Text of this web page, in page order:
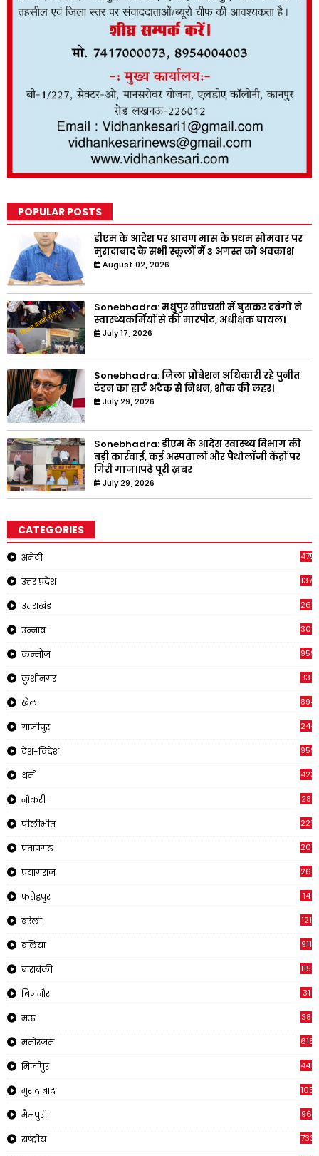
POPULAR POSTS
डीएम के आदेश पर श्रावण मास के प्रथम सोमवार पर
मुरादाबाद के सभी स्कूलों में 3 अगस्त को अवकाश
August 02, 2026
Sonebhadra: मधुपुर सीएचसी में घुसकर दबंगो ने
स्वास्थ्यकर्मियों से की मारपीट, अधीक्षक घायल।
July 17, 2026
Sonebhadra: जिला प्रोबेशन अधिकारी रहे पुनीत
टंडन का हार्ट अटैक से निधन, शोक की लहर।
July 29, 2026
Sonebhadra: डीएम के आदेस स्वास्थ्य विभाग की
बड़ी कार्रवाई, कई अस्पतालों और पैथोलॉजी केंद्रों पर
गिरी गाज।।पढ़े पूरी ख़बर
July 29, 2026
CATEGORIES
अमेठी 4751
उत्तर प्रदेश 1375
उत्तराखंड 2651
उन्नाव 308
कन्नौज 959
कुशीनगर 13
खेल 894
गाजीपुर 244
देश-विदेश 959
धर्म 423
नौकरी 28
पीलीभीत 2210
प्रतापगढ 2019
प्रयागराज 269
फतेहपुर 14
बरेली 121
बलिया 911
बाराबंकी 1150
बिजनौर 31
मऊ 38
मनोरंजन 618
मिर्जापुर 441
मुरादाबाद 1057
मैनपुरी 96
राष्ट्रीय 7332